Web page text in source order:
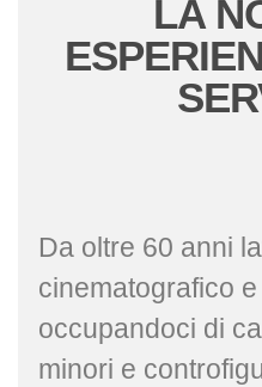
LA
Da oltre 60 anni
cinematografico
occupandoci di
minori e